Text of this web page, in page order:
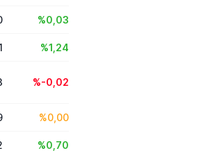
%0,03
%1,24
%-0,02
%0,00
%0,70